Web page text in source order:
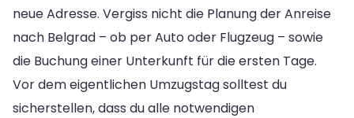
neue Adresse. Vergiss nicht die Planung der Anreise
nach Belgrad – ob per Auto oder Flugzeug – sowie
die Buchung einer Unterkunft für die ersten Tage.
Vor dem eigentlichen Umzugstag solltest du
sicherstellen, dass du alle notwendigen